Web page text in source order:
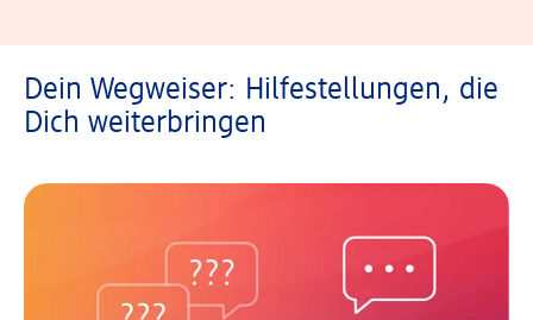
Dein Wegweiser: Hilfestellungen, die
Dich weiterbringen